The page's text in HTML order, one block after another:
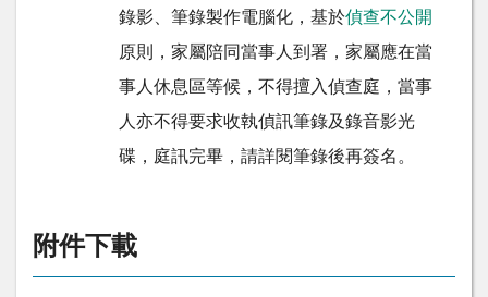
錄影、筆錄製作電腦化，基於偵查不公開
原則，家屬陪同當事人到署，家屬應在當
事人休息區等候，不得擅入偵查庭，當事
人亦不得要求收執偵訊筆錄及錄音影光
碟，庭訊完畢，請詳閱筆錄後再簽名。
附件下載